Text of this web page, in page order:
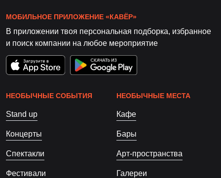
МОБИЛЬНОЕ ПРИЛОЖЕНИЕ «КАВЁР»
В приложении твоя персональная подборка, избранное
и поиск компании на любое мероприятие
НЕОБЫЧНЫЕ СОБЫТИЯ
Stand up
Концерты
Спектакли
Фестивали
НЕОБЫЧНЫЕ МЕСТА
Кафе
Бары
Арт-пространства
Галереи